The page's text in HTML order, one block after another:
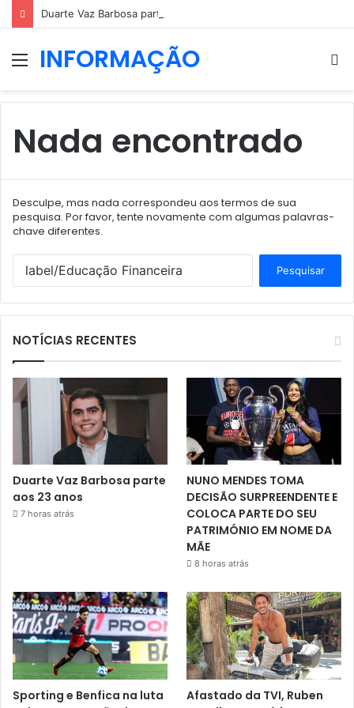
Duarte Vaz Barbosa parte aos 23 anos
MenuINFORMAÇÃO
Nada encontrado
Desculpe, mas nada correspondeu aos termos de sua
pesquisa. Por favor, tente novamente com algumas palavras-
chave diferentes.
NOTÍCIAS RECENTES
Duarte Vaz Barbosa parte
aos 23 anos
7 horas atrás
NUNO MENDES TOMA
DECISÃO SURPREENDENTE E
COLOCA PARTE DO SEU
PATRIMÓNIO EM NOME DA
MÃE
8 horas atrás
Sporting e Benfica na luta
Afastado da TVI, Ruben